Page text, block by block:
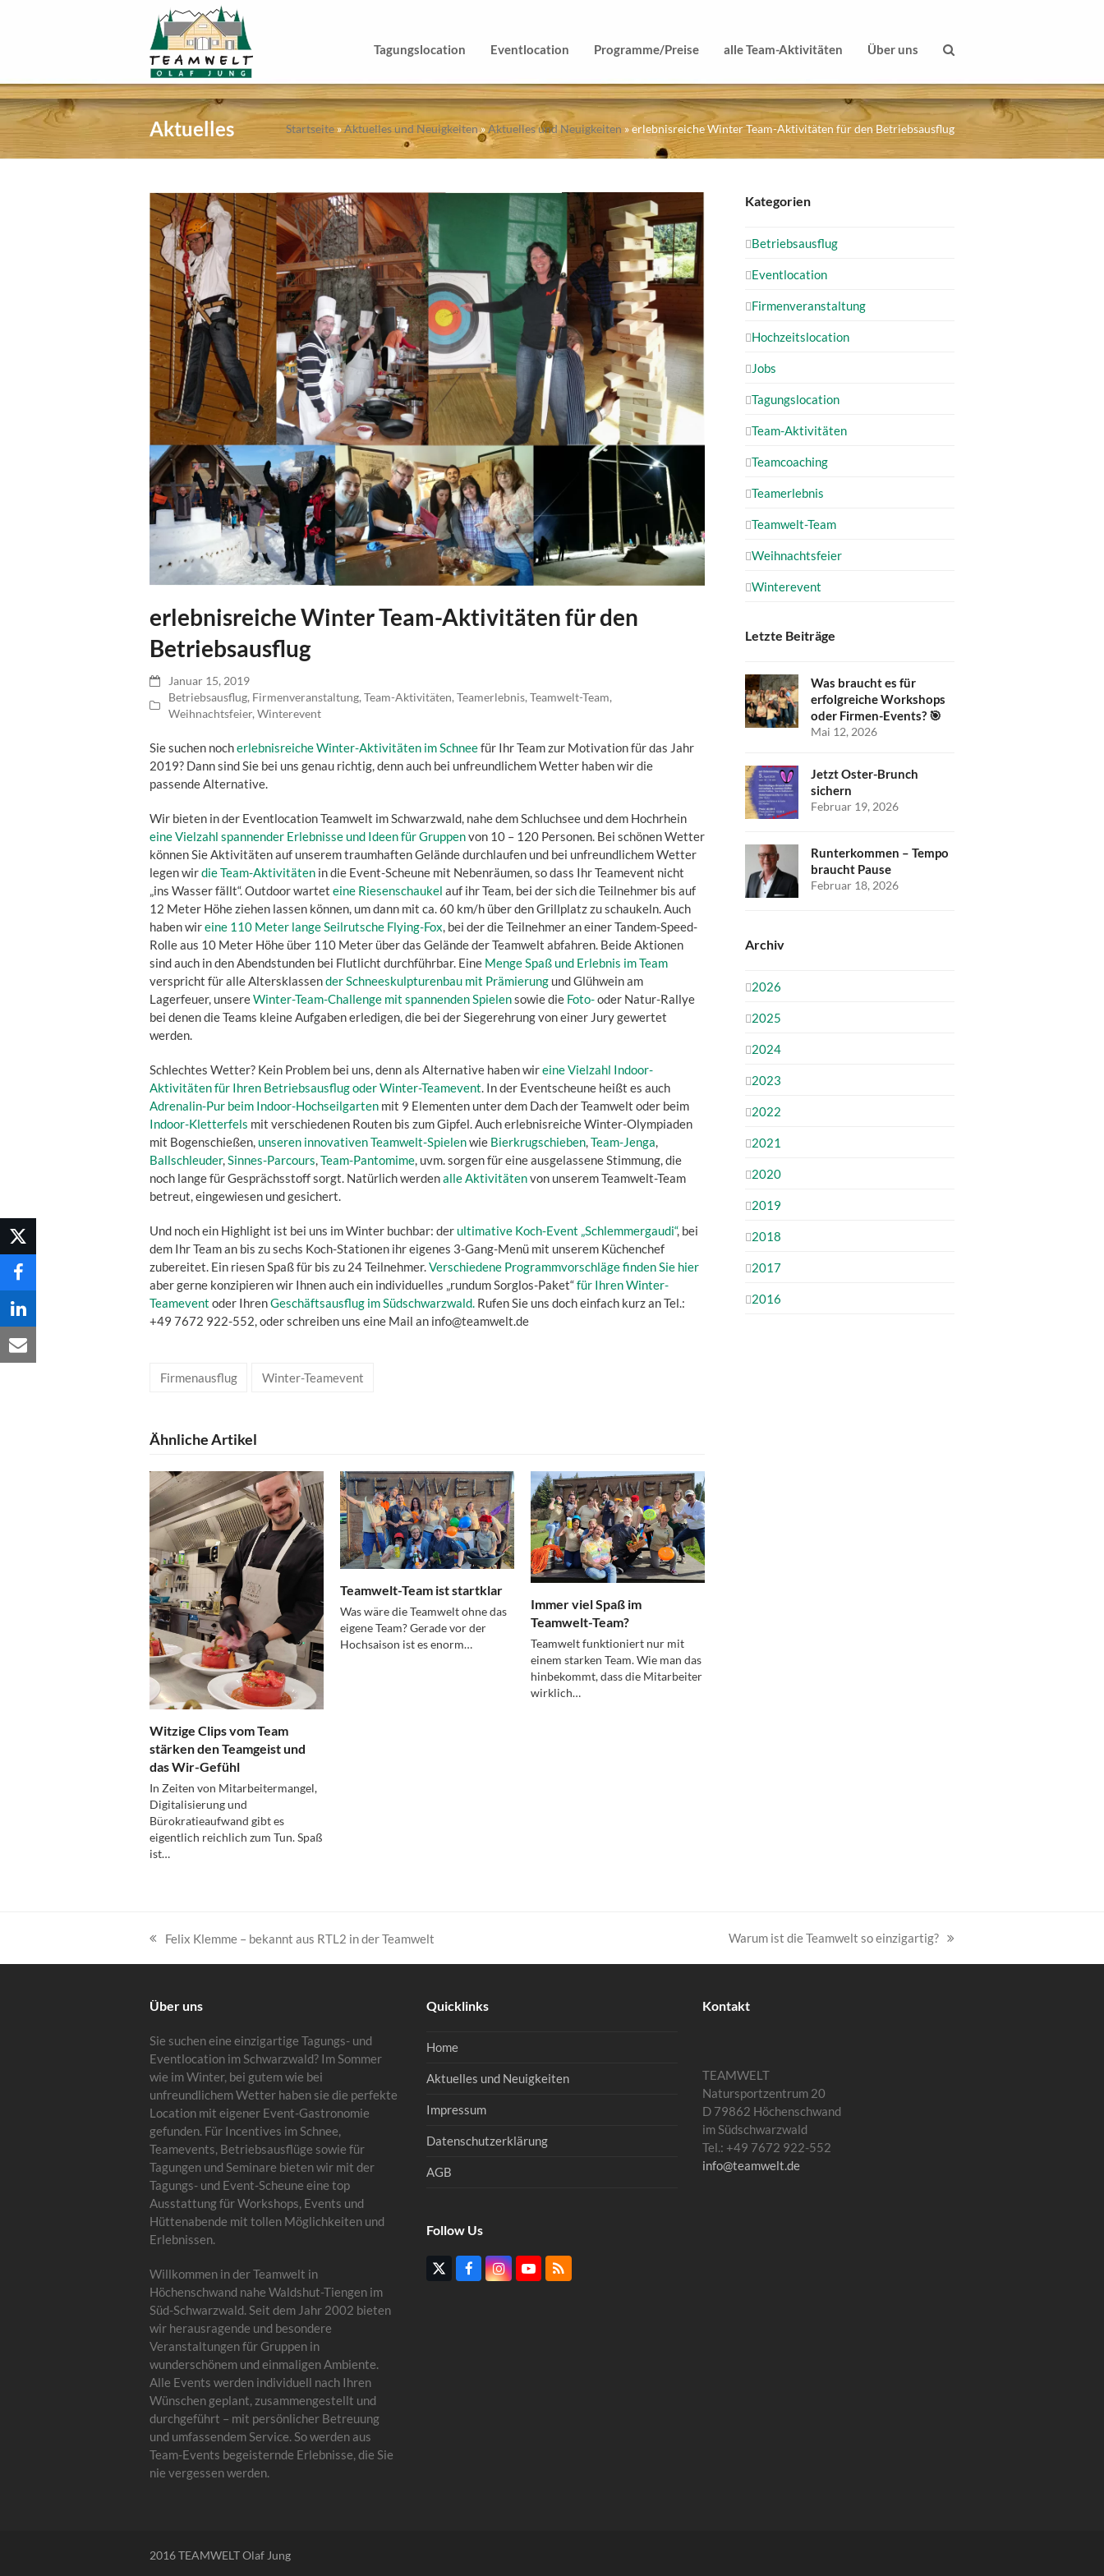
Tagungslocation Eventlocation Programme/Preise alle Team-Aktivitäten Über uns
Aktuelles Startseite »Aktuelles und Neuigkeiten»Aktuelles und Neuigkeiten »erlebnisreiche Winter Team-Aktivitäten für den Betriebsausflug
erlebnisreiche Winter Team-Aktivitäten für den
Betriebsausflug
Januar 15, 2019
Betriebsausflug, Firmenveranstaltung, Team-Aktivitäten, Teamerlebnis, Teamwelt-Team,
Weihnachtsfeier, Winterevent
Sie suchen nocherlebnisreiche Winter-Aktivitäten im Schneefür Ihr Team zur Motivation für das Jahr
2019? Dann sind Sie bei uns genau richtig, denn auch bei unfreundlichem Wetter haben wir die
passende Alternative.
Wir bieten in der Eventlocation Teamwelt im Schwarzwald, nahe dem Schluchsee und dem Hochrhein
eine Vielzahl spannender Erlebnisse und Ideen für Gruppenvon 10 – 120 Personen. Bei schönen Wetter
können Sie Aktivitäten auf unserem traumhaften Gelände durchlaufen und bei unfreundlichem Wetter
legen wirdie Team-Aktivitäten in die Event-Scheune mit Nebenräumen, so dass Ihr Teamevent nicht
„ins Wasser fällt“. Outdoor wartet eine Riesenschaukel auf ihr Team, bei der sich die Teilnehmer bis auf
12 Meter Höhe ziehen lassen können, um dann mit ca. 60 km/h über den Grillplatz zu schaukeln. Auch
haben wireine 110 Meter lange Seilrutsche Flying-Fox, bei der die Teilnehmer an einer Tandem-Speed-
Rolle aus 10 Meter Höhe über 110 Meter über das Gelände der Teamwelt abfahren. Beide Aktionen
sind auch in den Abendstunden bei Flutlicht durchführbar. Eine Menge Spaß und Erlebnis im Team
verspricht für alle Altersklassender Schneeskulpturenbau mit Prämierung und Glühwein am
Lagerfeuer, unsereWinter-Team-Challenge mit spannenden Spielensowie die Foto-oder Natur-Rallye
bei denen die Teams kleine Aufgaben erledigen, die bei der Siegerehrung von einer Jury gewertet
werden.
Schlechtes Wetter? Kein Problem bei uns, denn als Alternative haben wireine Vielzahl Indoor-
Aktivitätenfür Ihren Betriebsausflug oder Winter-Teamevent. In der Eventscheune heißt es auch
Adrenalin-Pur beim Indoor-Hochseilgarten mit 9 Elementen unter dem Dach der Teamwelt oder beim
Indoor-Kletterfels mit verschiedenen Routen bis zum Gipfel. Auch erlebnisreiche Winter-Olympiaden
mit Bogenschießen, unseren innovativen Teamwelt-Spielenwie Bierkrugschieben,Team-Jenga,
Ballschleuder,Sinnes-Parcours,Team-Pantomime, uvm. sorgen für eine ausgelassene Stimmung, die
noch lange für Gesprächsstoff sorgt. Natürlich werdenalle Aktivitätenvon unserem Teamwelt-Team
betreut, eingewiesen und gesichert.
Und noch ein Highlight ist bei uns im Winter buchbar: der ultimative Koch-Event „Schlemmergaudi“, bei
dem Ihr Team an bis zu sechs Koch-Stationen ihr eigenes 3-Gang-Menü mit unserem Küchenchef
zubereitet. Ein riesen Spaß für bis zu 24 Teilnehmer.Verschiedene Programmvorschläge finden Sie hier
aber gerne konzipieren wir Ihnen auch ein individuelles „rundum Sorglos-Paket“für Ihren Winter-
Teamevent oder IhrenGeschäftsausflug im Südschwarzwald. Rufen Sie uns doch einfach kurz an Tel.:
+49 7672 922-552, oder schreiben uns eine Mail an info@teamwelt.de
Firmenausflug Winter-Teamevent
Ähnliche Artikel
Witzige Clips vom Team
stärken den Teamgeist und
das Wir-Gefühl
In Zeiten von Mitarbeitermangel,
Digitalisierung und
Bürokratieaufwand gibt es
eigentlich reichlich zum Tun. Spaß
ist…
Teamwelt-Team ist startklar
Was wäre die Teamwelt ohne das
eigene Team? Gerade vor der
Hochsaison ist es enorm…
Immer viel Spaß im
Teamwelt-Team?
Teamwelt funktioniert nur mit
einem starken Team. Wie man das
hinbekommt, dass die Mitarbeiter
wirklich…
Kategorien
Betriebsausflug
Eventlocation
Firmenveranstaltung
Hochzeitslocation
Jobs
Tagungslocation
Team-Aktivitäten
Teamcoaching
Teamerlebnis
Teamwelt-Team
Weihnachtsfeier
Winterevent
Letzte Beiträge
Was braucht es für
erfolgreiche Workshops
oder Firmen-Events? 🎯
Mai 12, 2026
Jetzt Oster-Brunch
sichern
Februar 19, 2026
Runterkommen – Tempo
braucht Pause
Februar 18, 2026
Archiv
2026
2025
2024
2023
2022
2021
2020
2019
2018
2017
2016
vorheriger
Beitrag:
Felix Klemme – bekannt aus RTL2 in der Teamwelt
Nächster
Beitrag:
Warum ist die Teamwelt so einzigartig?
Über uns
Sie suchen eine einzigartige Tagungs- und
Eventlocation im Schwarzwald? Im Sommer
wie im Winter, bei gutem wie bei
unfreundlichem Wetter haben sie die perfekte
Location mit eigener Event-Gastronomie
gefunden. Für Incentives im Schnee,
Teamevents, Betriebsausflüge sowie für
Tagungen und Seminare bieten wir mit der
Tagungs- und Event-Scheune eine top
Ausstattung für Workshops, Events und
Hüttenabende mit tollen Möglichkeiten und
Erlebnissen.
Willkommen in der Teamwelt in
Höchenschwand nahe Waldshut-Tiengen im
Süd-Schwarzwald. Seit dem Jahr 2002 bieten
wir herausragende und besondere
Veranstaltungen für Gruppen in
wunderschönem und einmaligen Ambiente.
Alle Events werden individuell nach Ihren
Wünschen geplant, zusammengestellt und
durchgeführt – mit persönlicher Betreuung
und umfassendem Service. So werden aus
Team-Events begeisternde Erlebnisse, die Sie
nie vergessen werden.
Quicklinks
Home
Aktuelles und Neuigkeiten
Impressum
Datenschutzerklärung
AGB
Follow Us
TwitterFacebookInstagram
YouTube
RSS
Kontakt
TEAMWELT
Natursportzentrum 20
D 79862 Höchenschwand
im Südschwarzwald
Tel.: +49 7672 922-552
info@teamwelt.de
2016 TEAMWELT Olaf Jung